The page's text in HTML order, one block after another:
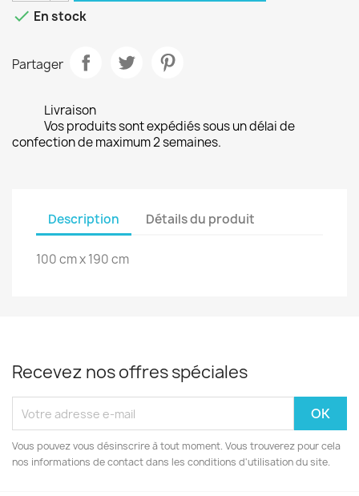
 En stock
Partager
Livraison
Vos produits sont expédiés sous un délai de
confection de maximum 2 semaines.
Description Détails du produit
100 cm x 190 cm
Recevez nos offres spéciales
Vous pouvez vous désinscrire à tout moment. Vous trouverez pour cela
nos informations de contact dans les conditions d'utilisation du site.